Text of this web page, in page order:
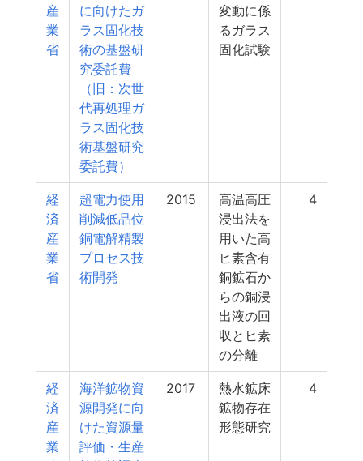
産
業
省
に向けたガ
ラス固化技
術の基盤研
究委託費
（旧：次世
代再処理ガ
ラス固化技
術基盤研究
委託費）
変動に係
るガラス
固化試験
経
済
産
業
省
超電力使用
削減低品位
銅電解精製
プロセス技
術開発
2015
高温高圧
浸出法を
用いた高
ヒ素含有
銅鉱石か
らの銅浸
出液の回
収とヒ素
の分離
4
経
済
産
業
海洋鉱物資
源開発に向
けた資源量
評価・生産
2017
熱水鉱床
鉱物存在
形態研究
4